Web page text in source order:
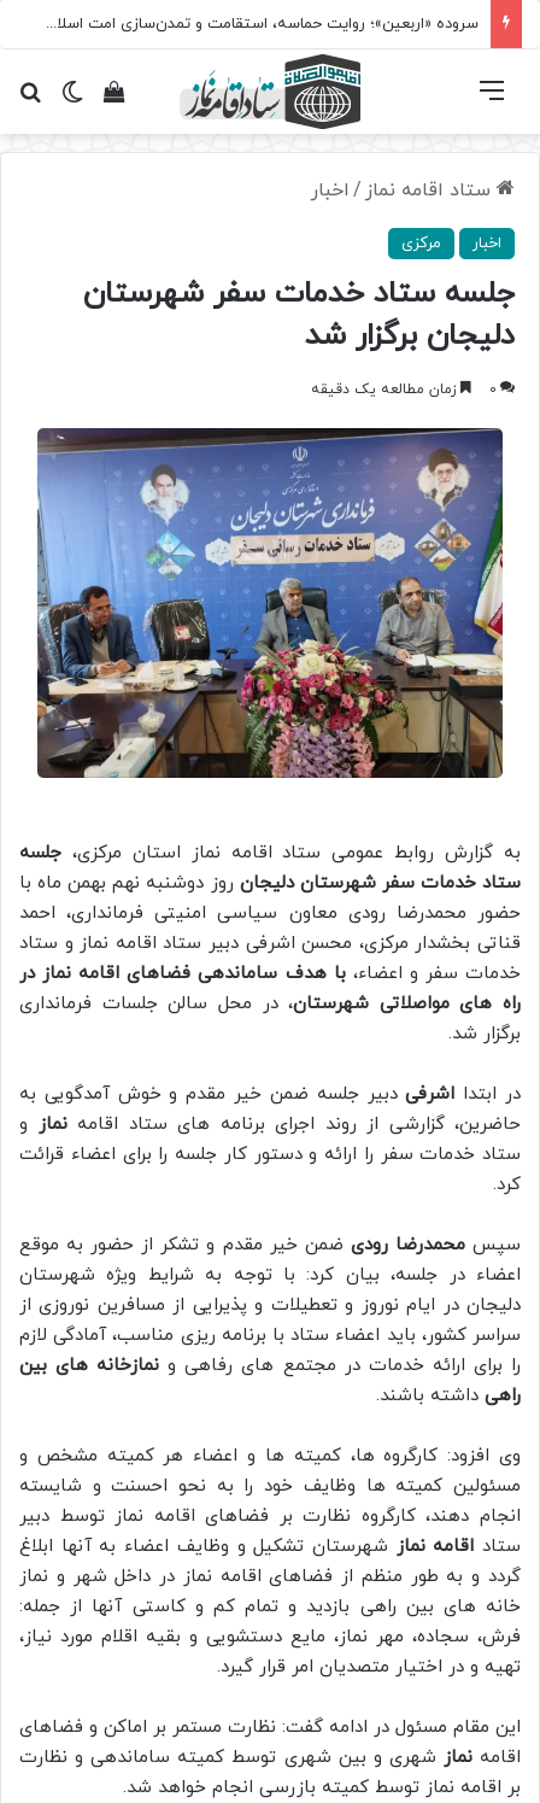
سروده‌ «اربعین»؛ روایت حماسه، استقامت و تمدن‌سازی امت اسلامی
تغییرمشاهده فهرست
ستاد اقامه نماز / اخبار
اخبار مرکزی
جلسه ستاد خدمات سفر شهرستان
دلیجان برگزار شد
0 زمان مطالعه یک دقیقه
به گزارش روابط عمومی ستاد اقامه نماز استان مرکزی، جلسه
ستاد خدمات سفر شهرستان دلیجان روز دوشنبه نهم بهمن ماه با
حضور محمدرضا رودی معاون سیاسی امنیتی فرمانداری، احمد
قناتی بخشدار مرکزی، محسن اشرفی دبیر ستاد اقامه نماز و ستاد
خدمات سفر و اعضاء،با هدف ساماندهی فضاهای اقامه نماز در
راه های مواصلاتی شهرستان، در محل سالن جلسات فرمانداری
برگزار شد.
در ابتدا اشرفیدبیر جلسه ضمن خیر مقدم و خوش آمدگویی به
حاضرین، گزارشی از روند اجرای برنامه های ستاد اقامهنماز
و
ستاد خدمات سفر را ارائه و دستور کار جلسه را برای اعضاء قرائت
کرد.
سپسمحمدرضا رودی ضمن خیر مقدم و تشکر از حضور به موقع
اعضاء در جلسه، بیان کرد: با توجه به شرایط ویژه شهرستان
دلیجان در ایام نوروز و تعطیلات و پذیرایی از مسافرین نوروزی از
سراسر کشور، باید اعضاء ستاد با برنامه ریزی مناسب، آمادگی لازم
را برای ارائه خدمات در مجتمع های رفاهی و نمازخانه های بین
راهی داشته باشند.
وی افزود: کارگروه ها، کمیته ها و اعضاء هر کمیته مشخص و
مسئولین کمیته ها وظایف خود را به نحو احسنت و شایسته
انجام دهند، کارگروه نظارت بر فضاهای اقامه نماز توسط دبیر
ستاد اقامه نماز شهرستان تشکیل و وظایف اعضاء به آنها ابلاغ
گردد و به طور منظم از فضاهای اقامه نماز در داخل شهر و نماز
خانه های بین راهی بازدید و تمام کم و کاستی آنها از جمله:
فرش، سجاده، مهر نماز، مایع دستشویی و بقیه اقلام مورد نیاز،
تهیه و در اختیار متصدیان امر قرار گیرد.
این مقام مسئول در ادامه گفت: نظارت مستمر بر اماکن و فضاهای
اقامهنماز شهری و بین شهری توسط کمیته ساماندهی و نظارت
بر اقامه نماز توسط کمیته بازرسی انجام خواهد شد.